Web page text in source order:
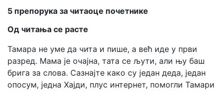
5 препорука за читаоце почетнике
Од читања се расте
Тамара не уме да чита и пише, а већ иде у први
разред. Мама је очајна, тата се љути, али њу баш
брига за слова. Сазнајте како су један деда, један
опосум, једна Хајди, плус интернет, помогли Тамари